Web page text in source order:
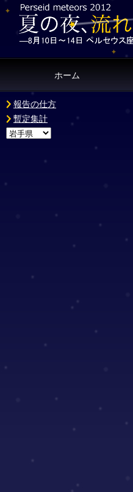
ホーム
報告の仕方
暫定集計